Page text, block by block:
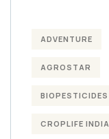
ADVENTURE
AGROSTAR
BIOPESTICIDES
CROPLIFE INDIA